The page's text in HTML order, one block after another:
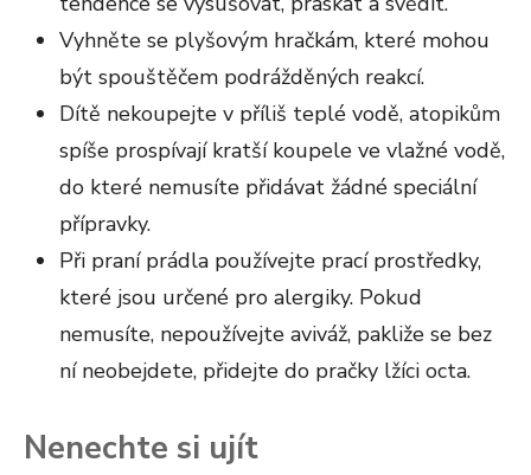
Vyhněte se plyšovým hračkám, které mohou
být spouštěčem podrážděných reakcí.
Dítě nekoupejte v příliš teplé vodě, atopikům
spíše prospívají kratší koupele ve vlažné vodě,
do které nemusíte přidávat žádné speciální
přípravky.
Při praní prádla používejte prací prostředky,
které jsou určené pro alergiky. Pokud
nemusíte, nepoužívejte aviváž, pakliže se bez
ní neobejdete, přidejte do pračky lžíci octa.
Nenechte si ujít